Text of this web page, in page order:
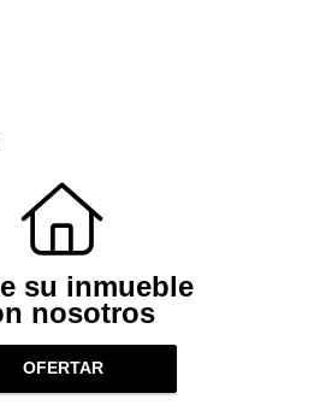
su inmueble
nosotros
OFERTAR